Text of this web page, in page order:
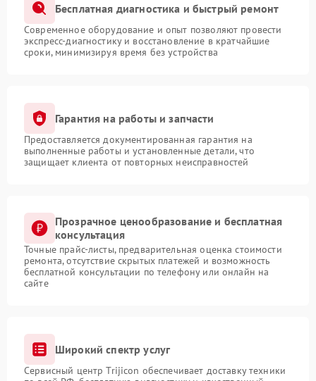
Бесплатная диагностика и быстрый ремонт
Современное оборудование и опыт позволяют провести
экспресс-диагностику и восстановление в кратчайшие
сроки, минимизируя время без устройства
Гарантия на работы и запчасти
Предоставляется документированная гарантия на
выполненные работы и установленные детали, что
защищает клиента от повторных неисправностей
Прозрачное ценообразование и бесплатная
консультация
Точные прайс-листы, предварительная оценка стоимости
ремонта, отсутствие скрытых платежей и возможность
бесплатной консультации по телефону или онлайн на
сайте
Широкий спектр услуг
Сервисный центр Trijicon обеспечивает доставку техники